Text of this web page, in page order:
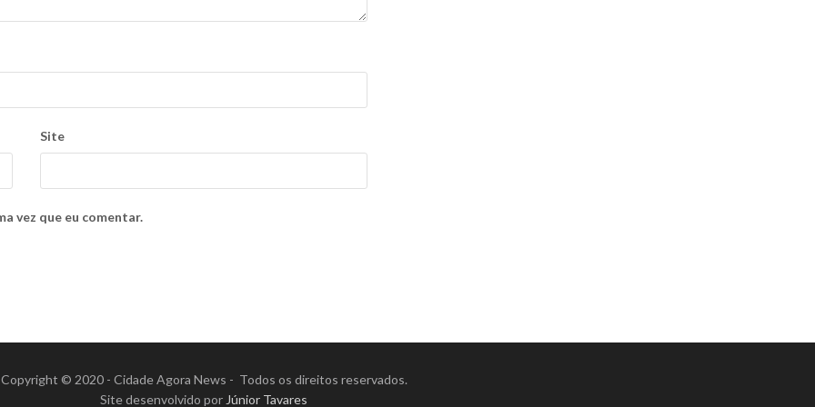
Site
vez que eu comentar.
Copyright © 2020 - Cidade Agora News - Todos os direitos reservados.
Site desenvolvido por Júnior Tavares